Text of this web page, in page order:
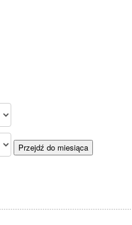
Przejdź do miesiąca